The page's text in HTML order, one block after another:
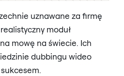
uznawane za firmę
moduł
mowę na świecie. Ich
dubbingu wideo